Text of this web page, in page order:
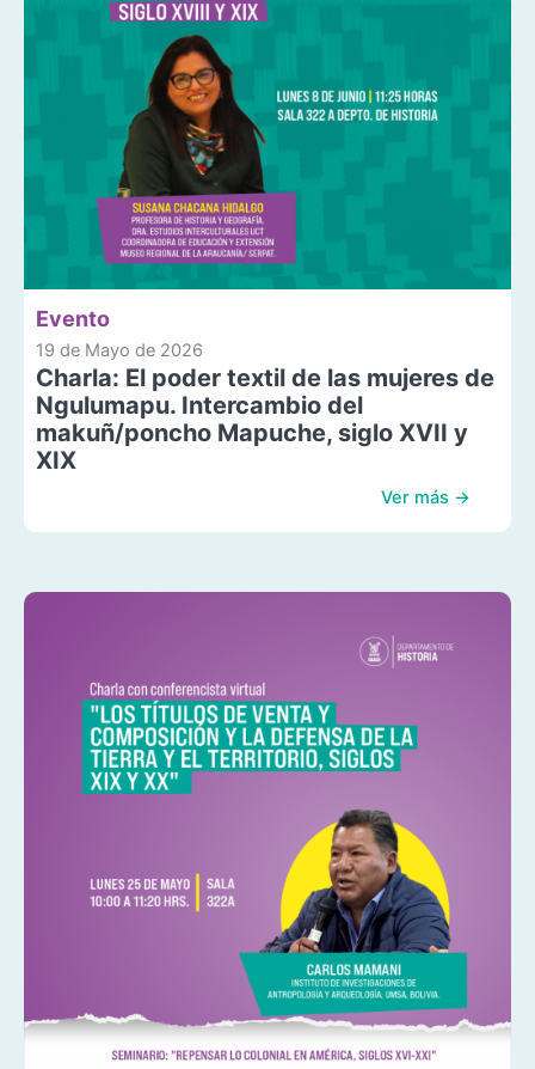
Evento
19 de Mayo de 2026
Charla: El poder textil de las mujeres de
Ngulumapu. Intercambio del
makuñ/poncho Mapuche, siglo XVII y
XIX
Ver más →